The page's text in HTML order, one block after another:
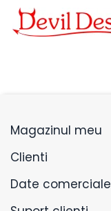
Magazinul meu
Clienti
Date comerciale